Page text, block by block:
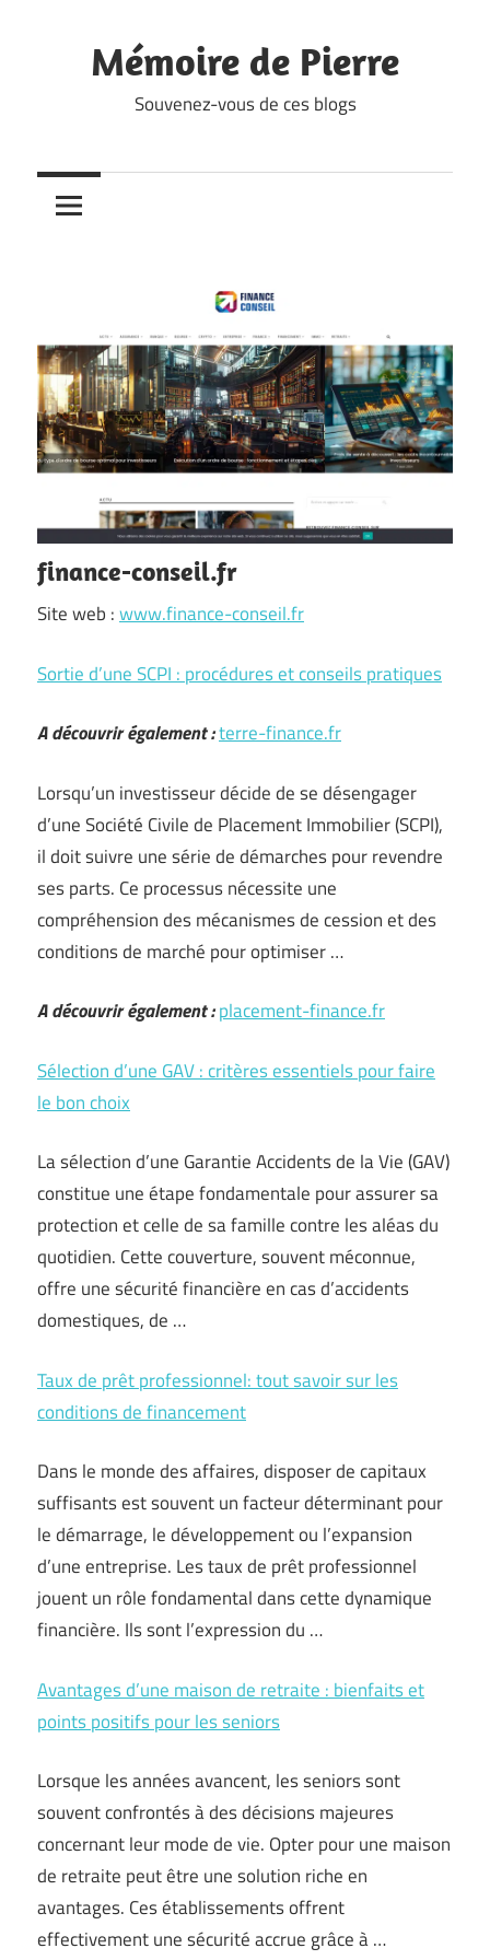
contentMémoire de Pierre
Souvenez-vous de ces blogs
finance-conseil.fr
Site web :www.finance-conseil.fr
Sortie d’une SCPI : procédures et conseils pratiques
A découvrir également :terre-finance.fr
Lorsqu’un investisseur décide de se désengager
d’une Société Civile de Placement Immobilier (SCPI),
il doit suivre une série de démarches pour revendre
ses parts. Ce processus nécessite une
compréhension des mécanismes de cession et des
conditions de marché pour optimiser …
A découvrir également :placement-finance.fr
Sélection d’une GAV : critères essentiels pour faire
le bon choix
La sélection d’une Garantie Accidents de la Vie (GAV)
constitue une étape fondamentale pour assurer sa
protection et celle de sa famille contre les aléas du
quotidien. Cette couverture, souvent méconnue,
offre une sécurité financière en cas d’accidents
domestiques, de …
Taux de prêt professionnel: tout savoir sur les
conditions de financement
Dans le monde des affaires, disposer de capitaux
suffisants est souvent un facteur déterminant pour
le démarrage, le développement ou l’expansion
d’une entreprise. Les taux de prêt professionnel
jouent un rôle fondamental dans cette dynamique
financière. Ils sont l’expression du …
Avantages d’une maison de retraite : bienfaits et
points positifs pour les seniors
Lorsque les années avancent, les seniors sont
souvent confrontés à des décisions majeures
concernant leur mode de vie. Opter pour une maison
de retraite peut être une solution riche en
avantages. Ces établissements offrent
effectivement une sécurité accrue grâce à …